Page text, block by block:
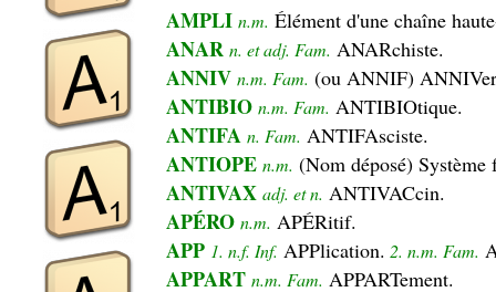
AMPLI n.m. Élément d'une chaîne
ANAR n. et adj. Fam. ANARchiste.
ANNIV n.m. Fam. (ou ANNIF)
ANTIBIO n.m. Fam. ANTIBIOtique.
ANTIFA n. Fam. ANTIFAsciste.
ANTIOPE n.m. (Nom déposé) Système
ANTIVAX adj. et n. ANTIVACcin.
APÉRO n.m. APÉRitif.
APP 1. n.f. Inf. APPlication. 2. n.m. Fam.
APPART n.m. Fam. APPARTement.